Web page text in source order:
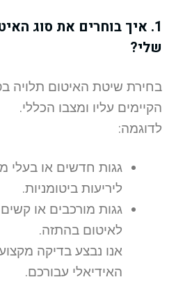
1. איך בוחרים את סוג
שלי?
בחירת שיטת האיטום תלויה
הקיימים עליו ומצבו הכללי.
לדוגמה:
גגות חדשים או
ליריעות ביטומניות.
גגות מורכבים או
לאיטום בהתזה.
אנו נבצע בדיקה
האידיאלי עבורכם.